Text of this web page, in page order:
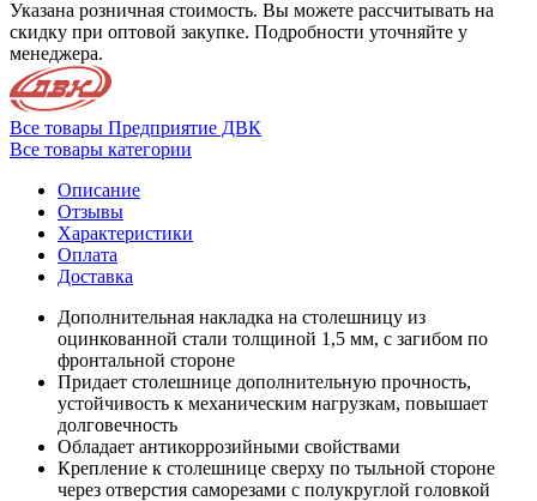
Указана розничная стоимость. Вы можете рассчитывать на
скидку при оптовой закупке. Подробности уточняйте у
менеджера.
Все товары Предприятие ДВК
Все товары категории
Описание
Отзывы
Характеристики
Оплата
Доставка
Дополнительная накладка на столешницу из
оцинкованной стали толщиной 1,5 мм, с загибом по
фронтальной стороне
Придает столешнице дополнительную прочность,
устойчивость к механическим нагрузкам, повышает
долговечность
Обладает антикоррозийными свойствами
Крепление к столешнице сверху по тыльной стороне
через отверстия саморезами с полукруглой головкой